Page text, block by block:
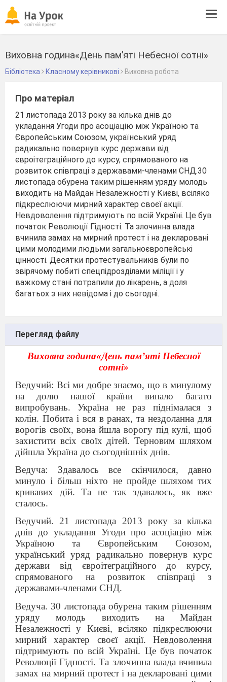
Виховна година«День пам’яті Небесної сотні»
Бібліотека Класному керівникові Виховна робота
Про матеріал
21 листопада 2013 року за кілька днів до
укладання Угоди про асоціацію між Україною та
Європейським Союзом, український уряд
радикально повернув курс держави від
євроітеграційного до курсу, спрямованого на
розвиток співпраці з державами-членами СНД.30
листопада обурена таким рішенням уряду молодь
виходить на Майдан Незалежності у Києві, всіляко
підкреслюючи мирний характер своєї акції.
Невдоволення підтримують по всій Україні. Це був
початок Революції Гідності. Та злочинна влада
вчинила замах на мирний протест і на декларовані
цими молодими людьми загальноєвропейські
цінності. Десятки протестувальників були по
звірячому побиті спецпідрозділами міліції і у
важкому стані потрапили до лікарень, а доля
багатьох з них невідома і до сьогодні.
Перегляд файлу
Виховна година«День пам’яті Небесної
сотні»
Ведучий: Всі ми добре знаємо, що в минулому
на долю нашої країни випало багато
випробувань. Україна не раз піднімалася з
колін. Побита і вся в ранах, та нездоланна для
ворогів своїх, вона йшла ворогу під кулі, щоб
захистити всіх своїх дітей. Терновим шляхом
дійшла Україна до сьогоднішніх днів.
Ведуча: Здавалось все скінчилося, давно
минуло і більш ніхто не пройде шляхом тих
кривавих дій. Та не так здавалось, як вже
сталось.
Ведучий. 21 листопада 2013 року за кілька
днів до укладання Угоди про асоціацію між
Україною та Європейським Союзом,
український уряд радикально повернув курс
держави від євроітеграційного до курсу,
спрямованого на розвиток співпраці з
державами-членами СНД.
Ведуча. 30 листопада обурена таким рішенням
уряду молодь виходить на Майдан
Незалежності у Києві, всіляко підкреслюючи
мирний характер своєї акції. Невдоволення
підтримують по всій Україні. Це був початок
Революції Гідності. Та злочинна влада вчинила
замах на мирний протест і на декларовані цими